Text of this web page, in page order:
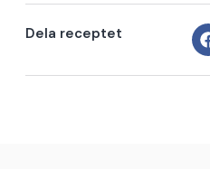
Dela receptet